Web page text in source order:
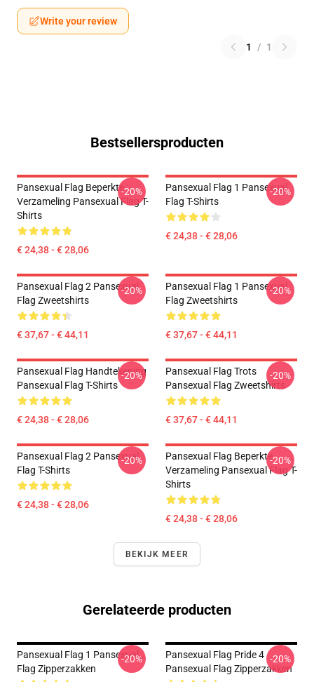
Write your review
1 / 1
Bestsellersproducten
Pansexual Flag Beperkte
Verzameling Pansexual Flag T-
Shirts
€ 24,38 - € 28,06
-20%
Pansexual Flag 1 Pansexual
Flag T-Shirts
€ 24,38 - € 28,06
-20%
Pansexual Flag 2 Pansexual
Flag Zweetshirts
€ 37,67 - € 44,11
-20%
Pansexual Flag 1 Pansexual
Flag Zweetshirts
€ 37,67 - € 44,11
-20%
Pansexual Flag Handtekening
Pansexual Flag T-Shirts
€ 24,38 - € 28,06
-20%
Pansexual Flag Trots
Pansexual Flag Zweetshirts
€ 37,67 - € 44,11
-20%
Pansexual Flag 2 Pansexual
Flag T-Shirts
€ 24,38 - € 28,06
-20%
Pansexual Flag Beperkte
Verzameling Pansexual Flag T-
Shirts
€ 24,38 - € 28,06
-20%
BEKIJK MEER
Gerelateerde producten
Pansexual Flag 1 Pansexual
Flag Zipperzakken
-20%
Pansexual Flag Pride 4
Pansexual Flag Zipperzakken
-20%